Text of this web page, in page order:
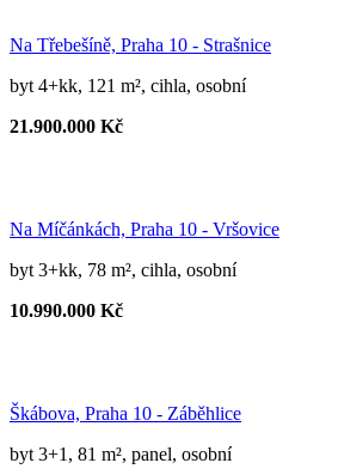
Na Třebešíně, Praha 10 - Strašnice
byt 4+kk, 121 m², cihla, osobní
21.900.000 Kč
Na Míčánkách, Praha 10 - Vršovice
byt 3+kk, 78 m², cihla, osobní
10.990.000 Kč
Škábova, Praha 10 - Záběhlice
byt 3+1, 81 m², panel, osobní